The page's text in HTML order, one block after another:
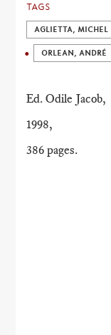
TAGS
AGLIETTA, MICHEL
ORLEAN, ANDRÉ
Ed. Odile Jacob,
1998,
386 pages.